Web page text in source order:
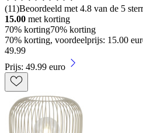
(11)Beoordeeld met 4.8 van de 5
15.00 met korting
70% korting70% korting
70% korting, voordeelprijs: 15.00
49.99
Prijs: 49.99 euro